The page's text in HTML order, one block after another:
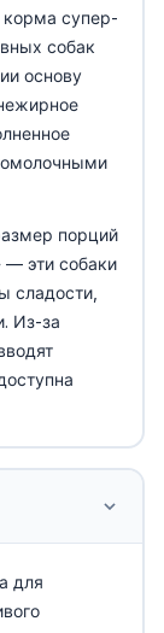
супер-
собак
основу
порций
— эти собаки
сладости,
Из-за
для